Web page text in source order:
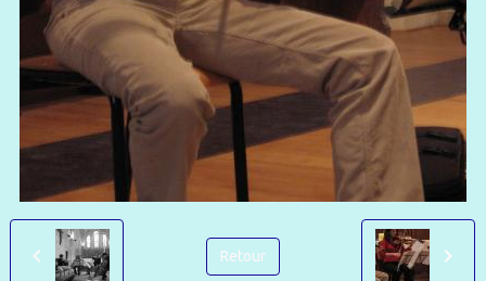
Retour